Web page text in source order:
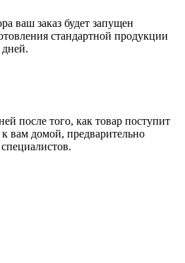
ваш заказ будет запущен
стандартной продукции
дней.
после того, как товар поступит
вам домой, предварительно